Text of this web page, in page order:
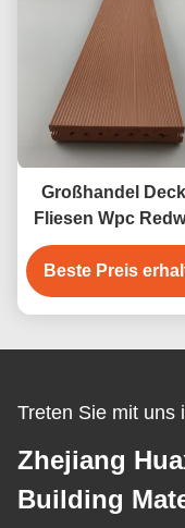
Großhandel
Fliesen Wpc
Decking
Dekoration
Beste Preis
Treten Sie mit uns
Zhejiang
Building